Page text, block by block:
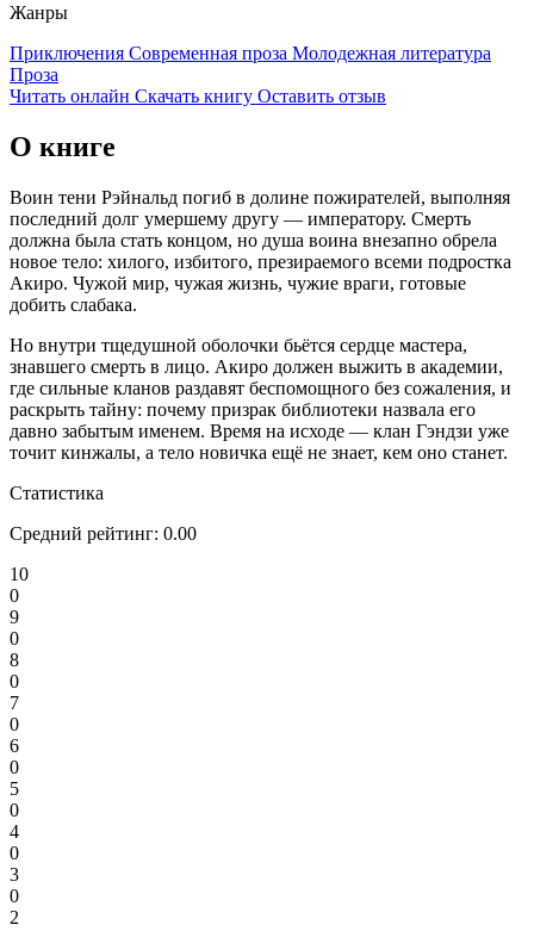
Жанры
Приключения Современная проза Молодежная литература
Проза
Читать онлайн Скачать книгу Оставить отзыв
О книге
Воин тени Рэйнальд погиб в долине пожирателей, выполняя
последний долг умершему другу — императору. Смерть
должна была стать концом, но душа воина внезапно обрела
новое тело: хилого, избитого, презираемого всеми подростка
Акиро. Чужой мир, чужая жизнь, чужие враги, готовые
добить слабака.
Но внутри тщедушной оболочки бьётся сердце мастера,
знавшего смерть в лицо. Акиро должен выжить в академии,
где сильные кланов раздавят беспомощного без сожаления, и
раскрыть тайну: почему призрак библиотеки назвала его
давно забытым именем. Время на исходе — клан Гэндзи уже
точит кинжалы, а тело новичка ещё не знает, кем оно станет.
Статистика
Средний рейтинг: 0.00
10
0
9
0
8
0
7
0
6
0
5
0
4
0
3
0
2